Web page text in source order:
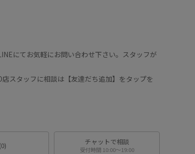
にてお気軽にお問い合わせ下さい。スタッフが
スタッフに相談は【友達だち追加】をタップを
(0) チャットで相談
受付時間 10:00〜19:00